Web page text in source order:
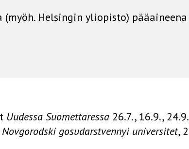
Helsingin yliopisto)
Uudessa Suomettaressa 26.7., 16.9.,
gosudarstvennyi universitet,